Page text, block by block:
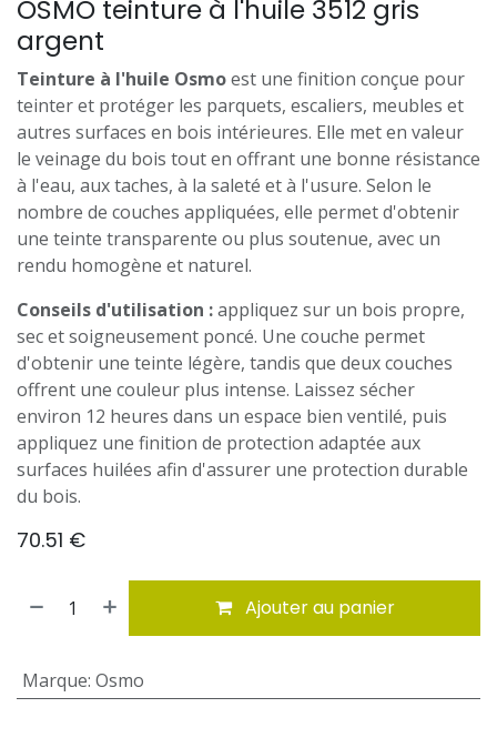
OSMO teinture à l'huile 3512 gris
argent
Teinture à l'huile Osmoest une finition conçue pour
teinter et protéger les parquets, escaliers, meubles et
autres surfaces en bois intérieures. Elle met en valeur
le veinage du bois tout en offrant une bonne résistance
à l'eau, aux taches, à la saleté et à l'usure. Selon le
nombre de couches appliquées, elle permet d'obtenir
une teinte transparente ou plus soutenue, avec un
rendu homogène et naturel.
Conseils d'utilisation :appliquez sur un bois propre,
sec et soigneusement poncé. Une couche permet
d'obtenir une teinte légère, tandis que deux couches
offrent une couleur plus intense. Laissez sécher
environ 12 heures dans un espace bien ventilé, puis
appliquez une finition de protection adaptée aux
surfaces huilées afin d'assurer une protection durable
du bois.
70.51 €
Ajouter au panier
Marque: Osmo